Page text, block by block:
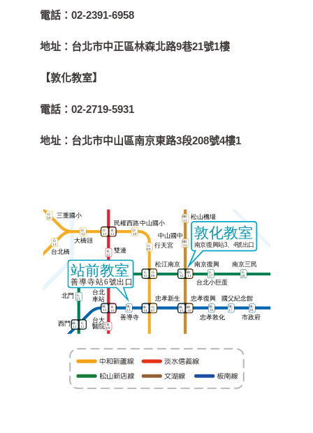
電話：02-2391-6958
地址： 台北市中正區林森北路9巷21號1樓
【敦化教室】
電話：02-2719-5931
地址： 台北市中山區南京東路3段208號4樓1